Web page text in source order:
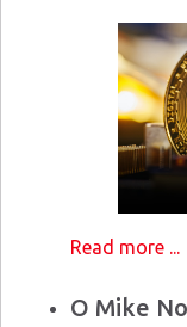
Read more ...
Ο Mike